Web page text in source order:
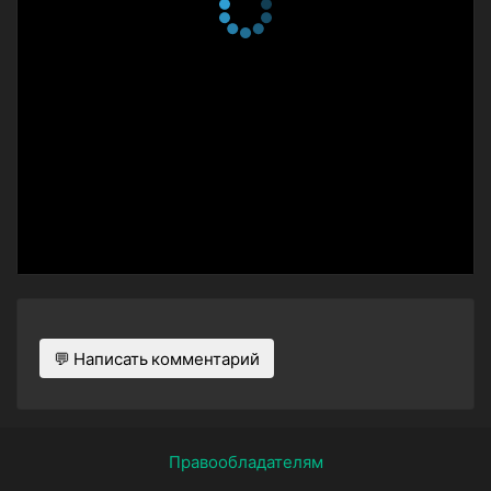
💬 Написать комментарий
Правообладателям